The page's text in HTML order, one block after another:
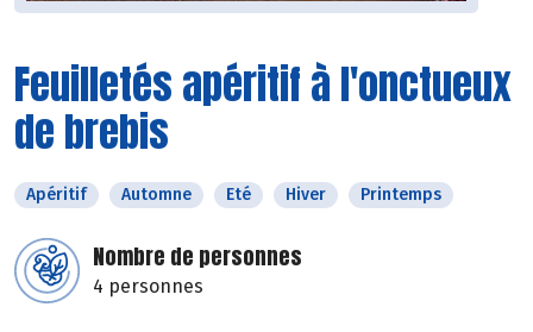
Feuilletés apéritif à l'onctueux
de brebis
Apéritif Automne Eté Hiver Printemps
Nombre de personnes
4 personnes